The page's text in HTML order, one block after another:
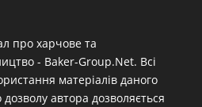
про харчове та
- Baker-Group.Net. Всі
матеріалів даного
автора дозволяється